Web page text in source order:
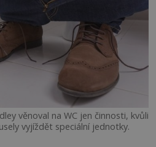
věnoval na WC jen činnosti, kvůli
vyjíždět speciální jednotky.